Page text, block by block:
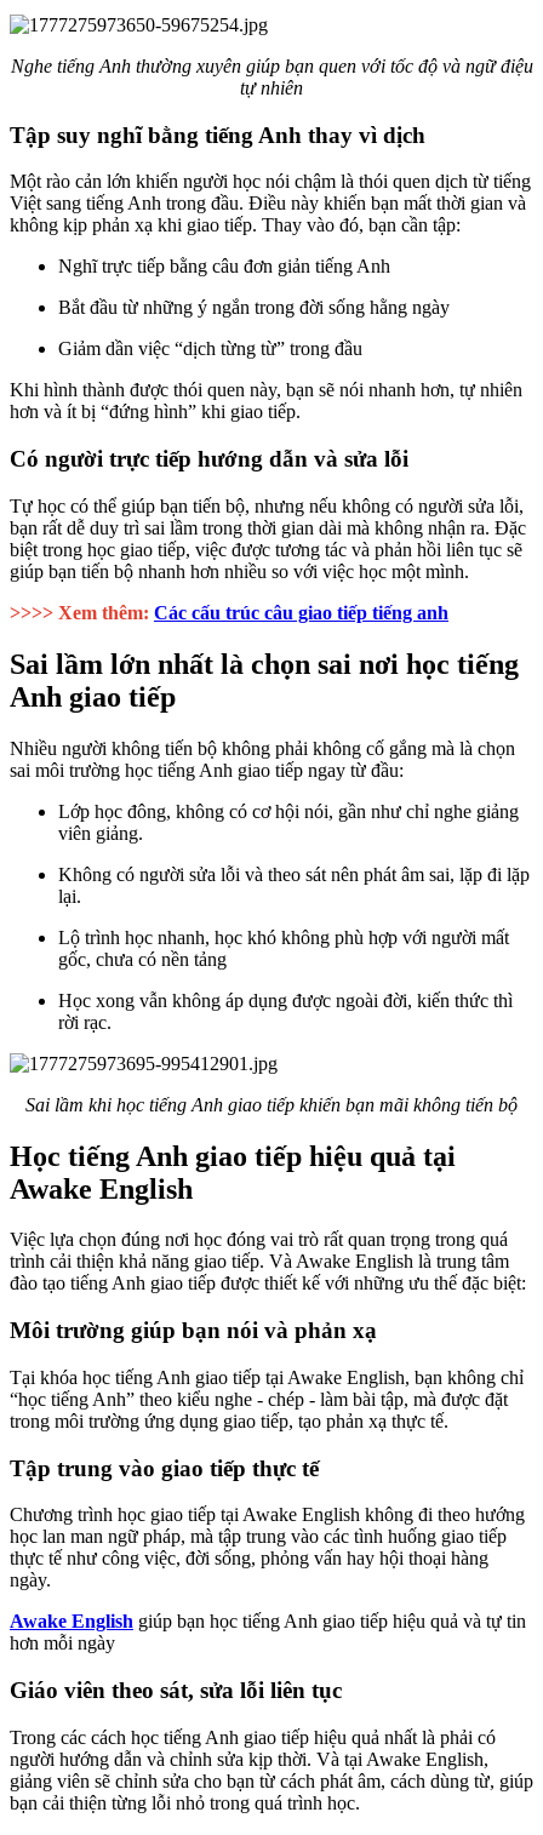
Nghe tiếng Anh thường xuyên giúp bạn quen với tốc độ và ngữ điệu
tự nhiên
Tập suy nghĩ bằng tiếng Anh thay vì dịch
Một rào cản lớn khiến người học nói chậm là thói quen dịch từ tiếng
Việt sang tiếng Anh trong đầu. Điều này khiến bạn mất thời gian và
không kịp phản xạ khi giao tiếp. Thay vào đó, bạn cần tập:
Nghĩ trực tiếp bằng câu đơn giản tiếng Anh
Bắt đầu từ những ý ngắn trong đời sống hằng ngày
Giảm dần việc “dịch từng từ” trong đầu
Khi hình thành được thói quen này, bạn sẽ nói nhanh hơn, tự nhiên
hơn và ít bị “đứng hình” khi giao tiếp.
Có người trực tiếp hướng dẫn và sửa lỗi
Tự học có thể giúp bạn tiến bộ, nhưng nếu không có người sửa lỗi,
bạn rất dễ duy trì sai lầm trong thời gian dài mà không nhận ra. Đặc
biệt trong học giao tiếp, việc được tương tác và phản hồi liên tục sẽ
giúp bạn tiến bộ nhanh hơn nhiều so với việc học một mình.
>>>> Xem thêm: Các cấu trúc câu giao tiếp tiếng anh
Sai lầm lớn nhất là chọn sai nơi học tiếng
Anh giao tiếp
Nhiều người không tiến bộ không phải không cố gắng mà là chọn
sai môi trường học tiếng Anh giao tiếp ngay từ đầu:
Lớp học đông, không có cơ hội nói, gần như chỉ nghe giảng
viên giảng.
Không có người sửa lỗi và theo sát nên phát âm sai, lặp đi lặp
lại.
Lộ trình học nhanh, học khó không phù hợp với người mất
gốc, chưa có nền tảng
Học xong vẫn không áp dụng được ngoài đời, kiến thức thì
rời rạc.
Sai lầm khi học tiếng Anh giao tiếp khiến bạn mãi không tiến bộ
Học tiếng Anh giao tiếp hiệu quả tại
Awake English
Việc lựa chọn đúng nơi học đóng vai trò rất quan trọng trong quá
trình cải thiện khả năng giao tiếp. Và Awake English là trung tâm
đào tạo tiếng Anh giao tiếp được thiết kế với những ưu thế đặc biệt:
Môi trường giúp bạn nói và phản xạ
Tại khóa học tiếng Anh giao tiếp tại Awake English, bạn không chỉ
“học tiếng Anh” theo kiểu nghe - chép - làm bài tập, mà được đặt
trong môi trường ứng dụng giao tiếp, tạo phản xạ thực tế.
Tập trung vào giao tiếp thực tế
Chương trình học giao tiếp tại Awake English không đi theo hướng
học lan man ngữ pháp, mà tập trung vào các tình huống giao tiếp
thực tế như công việc, đời sống, phỏng vấn hay hội thoại hàng
ngày.
Awake English giúp bạn học tiếng Anh giao tiếp hiệu quả và tự tin
hơn mỗi ngày
Giáo viên theo sát, sửa lỗi liên tục
Trong các cách học tiếng Anh giao tiếp hiệu quả nhất là phải có
người hướng dẫn và chỉnh sửa kịp thời. Và tại Awake English,
giảng viên sẽ chỉnh sửa cho bạn từ cách phát âm, cách dùng từ, giúp
bạn cải thiện từng lỗi nhỏ trong quá trình học.